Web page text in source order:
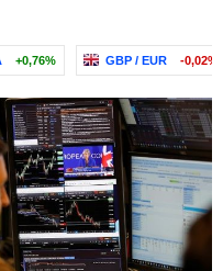
+0,76% GBP / EUR -0,02%